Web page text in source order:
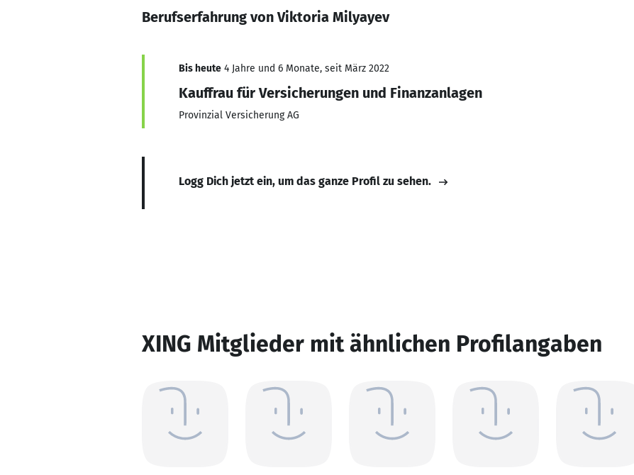
Berufserfahrung von Viktoria Milyayev
Bis heute 4 Jahre und 6 Monate, seit März 2022
Kauffrau für Versicherungen und Finanzanlagen
Provinzial Versicherung AG
Logg Dich jetzt ein, um das ganze Profil zu sehen.
XING Mitglieder mit ähnlichen Profilangaben